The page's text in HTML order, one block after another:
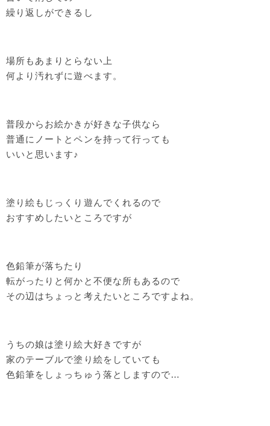
繰り返しができるし
場所もあまりとらない上
何より汚れずに遊べます。
普段からお絵かきが好きな子供なら
普通にノートとペンを持って行っても
いいと思います♪
塗り絵もじっくり遊んでくれるので
おすすめしたいところですが
色鉛筆が落ちたり
転がったりと何かと不便な所もあるので
その辺はちょっと考えたいところですよね。
うちの娘は塗り絵大好きですが
家のテーブルで塗り絵をしていても
色鉛筆をしょっちゅう落としますので…